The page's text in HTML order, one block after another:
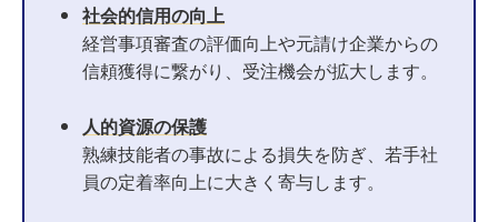
社会的信用の向上
経営事項審査の評価向上や元請け企業からの
信頼獲得に繋がり、受注機会が拡大します。
人的資源の保護
熟練技能者の事故による損失を防ぎ、若手社
員の定着率向上に大きく寄与します。